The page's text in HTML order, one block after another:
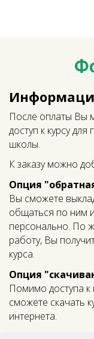
После оплаты Вы
доступ к курсу
школы.
К заказу можно
Опция
Вы сможете
общаться по ним
персонально. По
работу, Вы
курса.
Опция
Помимо доступа к
сможете скачать
интернета.